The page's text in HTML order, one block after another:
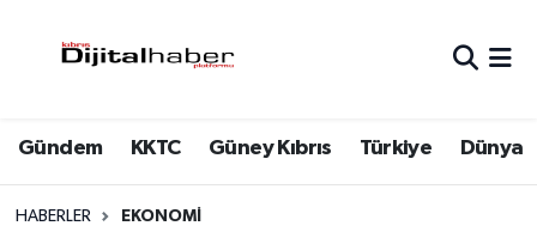
Gündem KKTC Güney Kıbrıs Türkiye Dünya
HABERLER EKONOMI
Trafik Durumu
Süper Lig Puan Durumu ve Fikstür